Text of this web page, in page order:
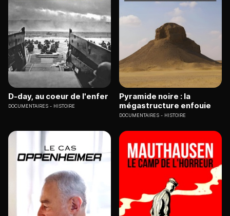
D-day, au coeur de l'enfer
DOCUMENTAIRES HISTOIRE
Pyramide noire : la
mégastructure enfouie
DOCUMENTAIRES HISTOIRE